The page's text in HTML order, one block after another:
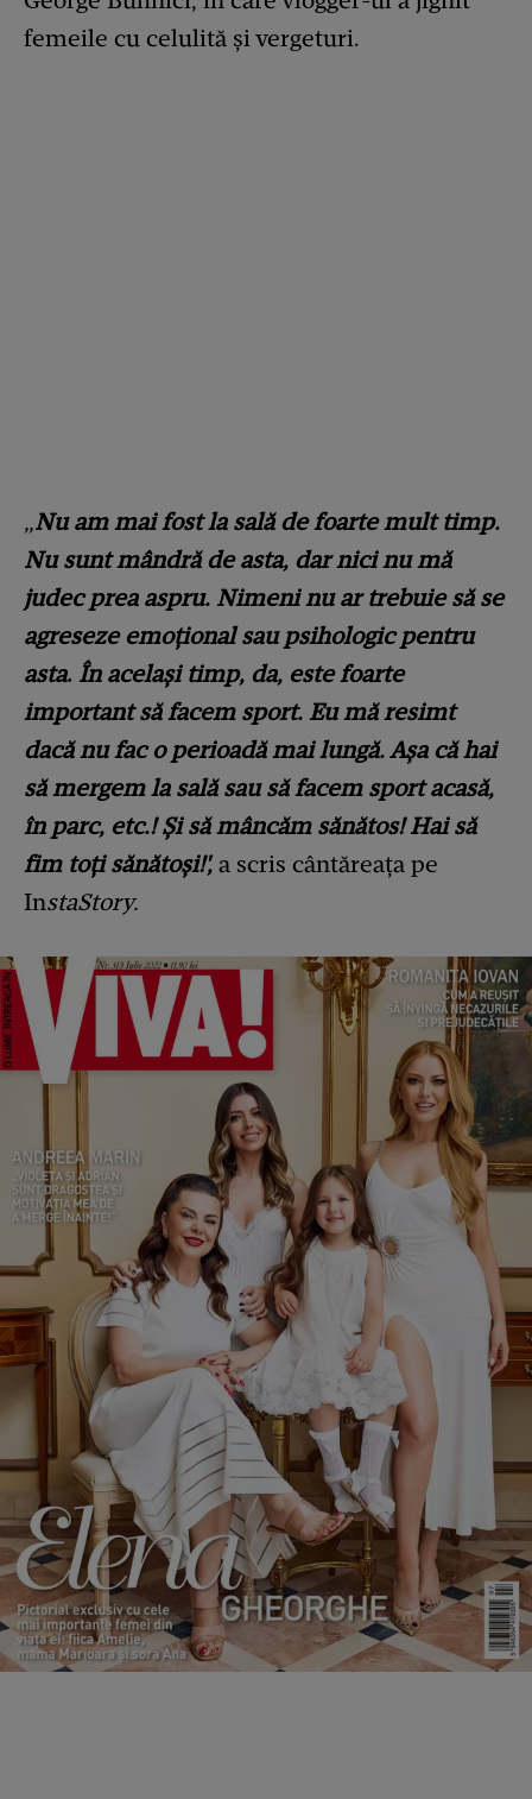
femeile cu celulită și vergeturi.
„Nu am mai fost la sală de foarte mult timp.
Nu sunt mândră de asta, dar nici nu mă
judec prea aspru. Nimeni nu ar trebuie să se
agreseze emoțional sau psihologic pentru
asta. În același timp, da, este foarte
important să facem sport. Eu mă resimt
dacă nu fac o perioadă mai lungă. Așa că hai
să mergem la sală sau să facem sport acasă,
în parc, etc.! Și să mâncăm sănătos! Hai să
fim toți sănătoși!', a scris cântăreața pe
InstaStory.